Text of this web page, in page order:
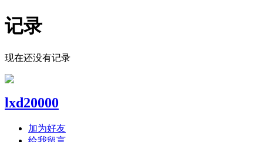
记录
现在还没有记录
lxd20000
加为好友